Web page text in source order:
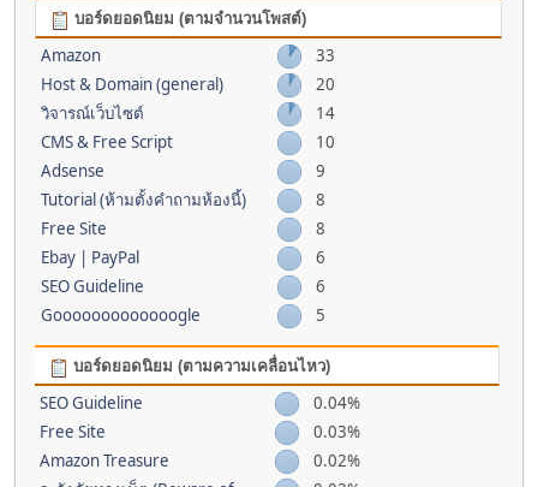
บอร์ดยอดนิยม (ตามจำนวนโพสต์)
Amazon
33
Host & Domain (general)
20
วิจารณ์เว็บไซต์
14
CMS & Free Script
10
Adsense
9
Tutorial (ห้ามตั้งคำถามห้องนี้)
8
Free Site
8
Ebay | PayPal
6
SEO Guideline
6
Gooooooooooooogle
5
บอร์ดยอดนิยม (ตามความเคลื่อนไหว)
SEO Guideline
0.04%
Free Site
0.03%
Amazon Treasure
0.02%